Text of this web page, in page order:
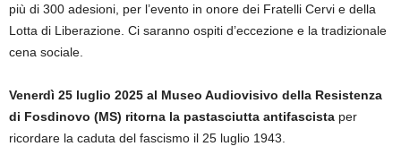
più di 300 adesioni, per l’evento in onore dei Fratelli Cervi e della
Lotta di Liberazione. Ci saranno ospiti d’eccezione e la tradizionale
cena sociale.
Venerdì 25 luglio 2025 al Museo Audiovisivo della Resistenza
di Fosdinovo (MS) ritorna la pastasciutta antifascista per
ricordare la caduta del fascismo il 25 luglio 1943.